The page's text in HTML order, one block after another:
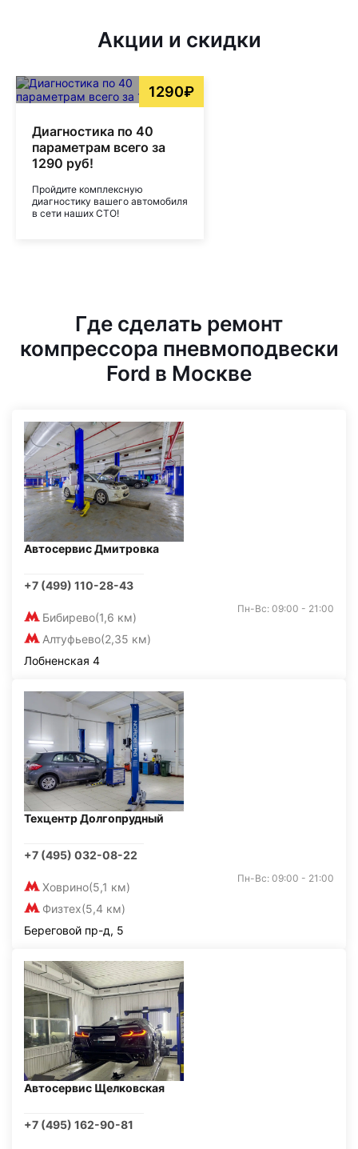
Акции и скидки
1290₽
Диагностика по 40
параметрам всего за
1290 руб!
Пройдите комплексную
диагностику вашего автомобиля
в сети наших СТО!
Где сделать ремонт
компрессора пневмоподвески
Ford в Москве
Автосервис Дмитровка
+7 (499) 110-28-43
Бибирево(1,6 км)
Алтуфьево(2,35 км)
Пн-Вс: 09:00 - 21:00
Лобненская 4
Техцентр Долгопрудный
+7 (495) 032-08-22
Ховрино(5,1 км)
Физтех(5,4 км)
Пн-Вс: 09:00 - 21:00
Береговой пр-д, 5
Автосервис Щелковская
+7 (495) 162-90-81